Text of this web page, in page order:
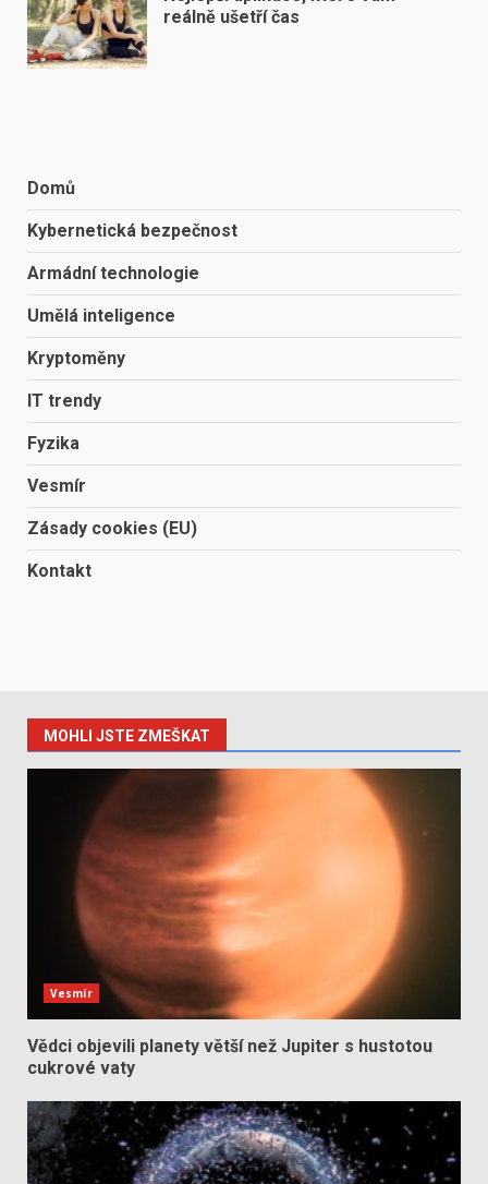
reálně ušetří čas
Domů
Kybernetická bezpečnost
Armádní technologie
Umělá inteligence
Kryptoměny
IT trendy
Fyzika
Vesmír
Zásady cookies (EU)
Kontakt
MOHLI JSTE ZMEŠKAT
Vesmír
Vědci objevili planety větší než Jupiter s hustotou
cukrové vaty